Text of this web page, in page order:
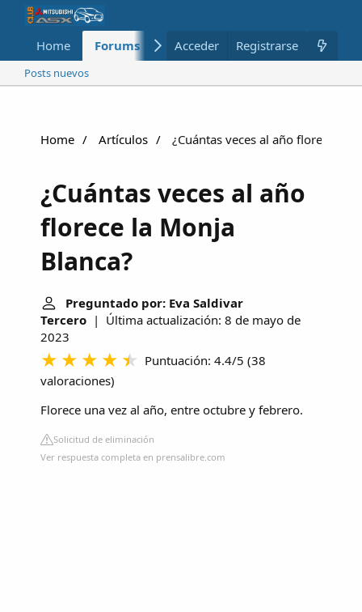
Home Forums Nuevo Miembros
Acceder Registrarse
Posts nuevos
Home Artículos ¿Cuántas veces al año florece la
¿Cuántas veces al año
florece la Monja
Blanca?
Preguntado por: Eva Saldivar
Tercero | Última actualización: 8 de mayo de
2023
Puntuación: 4.4/5 (38
valoraciones)
Florece una vez al año, entre octubre y febrero.
Solicitud de eliminación
Ver respuesta completa en prensalibre.com